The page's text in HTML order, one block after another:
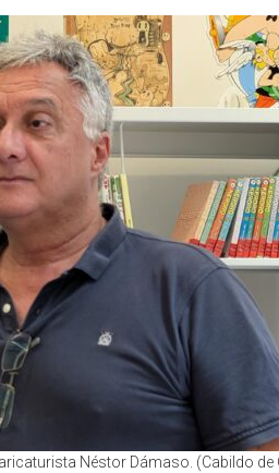
Néstor Dámaso. (Cabildo de